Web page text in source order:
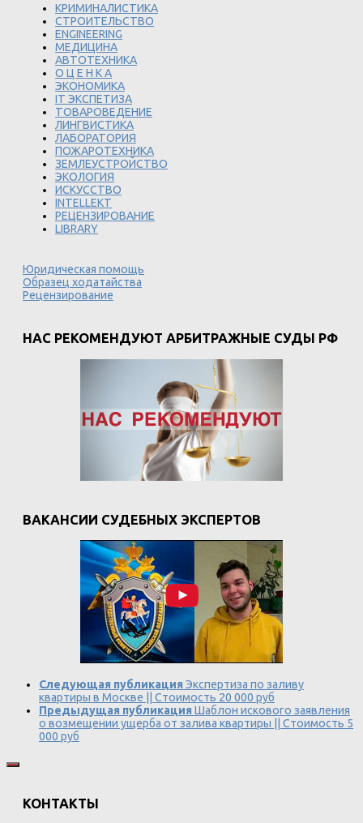
КРИМИНАЛИСТИКА
СТРОИТЕЛЬСТВО
ENGINEERING
МЕДИЦИНА
АВТОТЕХНИКА
О Ц Е Н К А
ЭКОНОМИКА
IT ЭКСПЕТИЗА
ТОВАРОВЕДЕНИЕ
ЛИНГВИСТИКА
ЛАБОРАТОРИЯ
ПОЖАРОТЕХНИКА
ЗЕМЛЕУСТРОЙСТВО
ЭКОЛОГИЯ
ИСКУССТВО
INTELLEKT
РЕЦЕНЗИРОВАНИЕ
LIBRARY
Юридическая помощь
Образец ходатайства
Рецензирование
НАС РЕКОМЕНДУЮТ АРБИТРАЖНЫЕ СУДЫ РФ
ВАКАНСИИ СУДЕБНЫХ ЭКСПЕРТОВ
Следующая публикация Экспертиза по заливу
квартиры в Москве || Стоимость 20 000 руб
Предыдущая публикация Шаблон искового заявления
о возмещении ущерба от залива квартиры || Стоимость 5
000 руб
КОНТАКТЫ